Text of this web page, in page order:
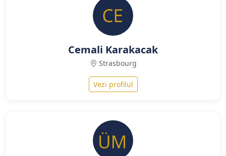
Cemali Karakacak
Strasbourg
Vezi profilul